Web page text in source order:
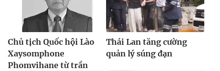
Chủ tịch Quốc hội Lào
Xaysomphone
Phomvihane từ trần
Thái Lan tăng cường
quản lý súng đạn